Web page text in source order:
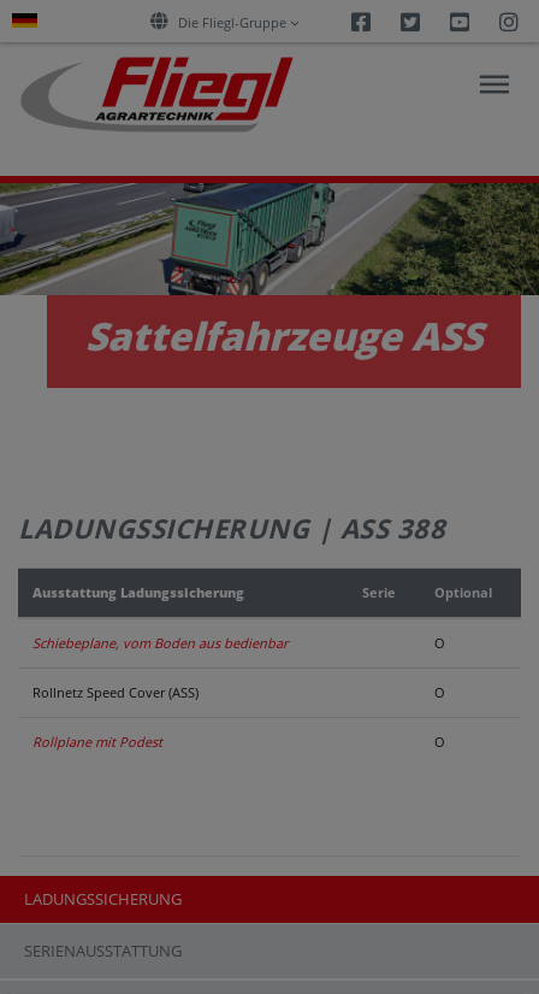
Die Fliegl-Gruppe Facebook
Twitter
AKTUELLES
PRODUKTE
SERVICES
UNTERNEHMEN
KONTAKT
Sattelfahrzeuge ASS
LADUNGSSICHERUNG | ASS 388
Ausstattung Ladungssicherung Serie Optional
Schiebeplane, vom Boden aus bedienbar O
Rollnetz Speed Cover (ASS) O
Rollplane mit Podest O
LADUNGSSICHERUNG
SERIENAUSSTATTUNG